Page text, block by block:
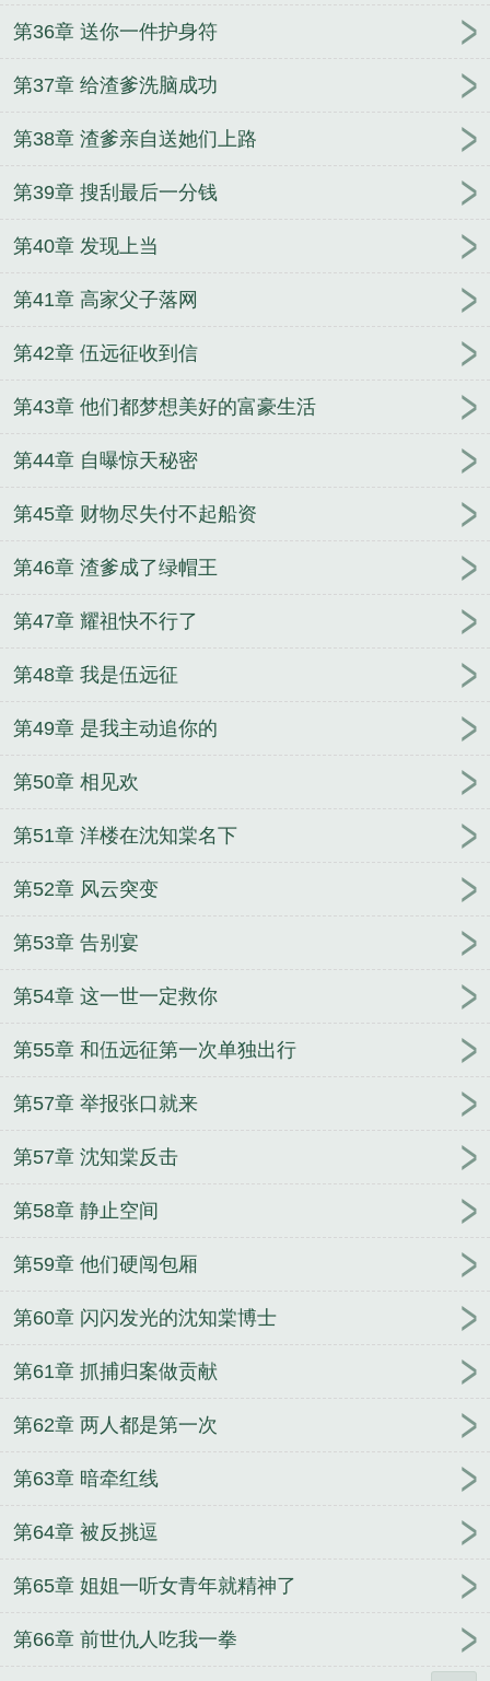
第36章 送你一件护身符
第37章 给渣爹洗脑成功
第38章 渣爹亲自送她们上路
第39章 搜刮最后一分钱
第40章 发现上当
第41章 高家父子落网
第42章 伍远征收到信
第43章 他们都梦想美好的富豪生活
第44章 自曝惊天秘密
第45章 财物尽失付不起船资
第46章 渣爹成了绿帽王
第47章 耀祖快不行了
第48章 我是伍远征
第49章 是我主动追你的
第50章 相见欢
第51章 洋楼在沈知棠名下
第52章 风云突变
第53章 告别宴
第54章 这一世一定救你
第55章 和伍远征第一次单独出行
第57章 举报张口就来
第57章 沈知棠反击
第58章 静止空间
第59章 他们硬闯包厢
第60章 闪闪发光的沈知棠博士
第61章 抓捕归案做贡献
第62章 两人都是第一次
第63章 暗牵红线
第64章 被反挑逗
第65章 姐姐一听女青年就精神了
第66章 前世仇人吃我一拳